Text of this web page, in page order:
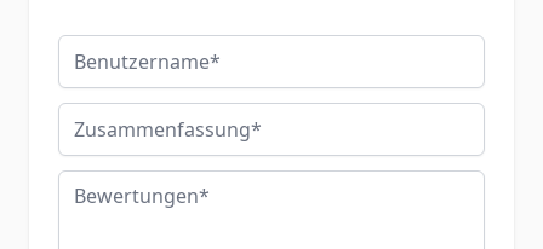
Benutzername
Zusammenfassung
Bewertungen